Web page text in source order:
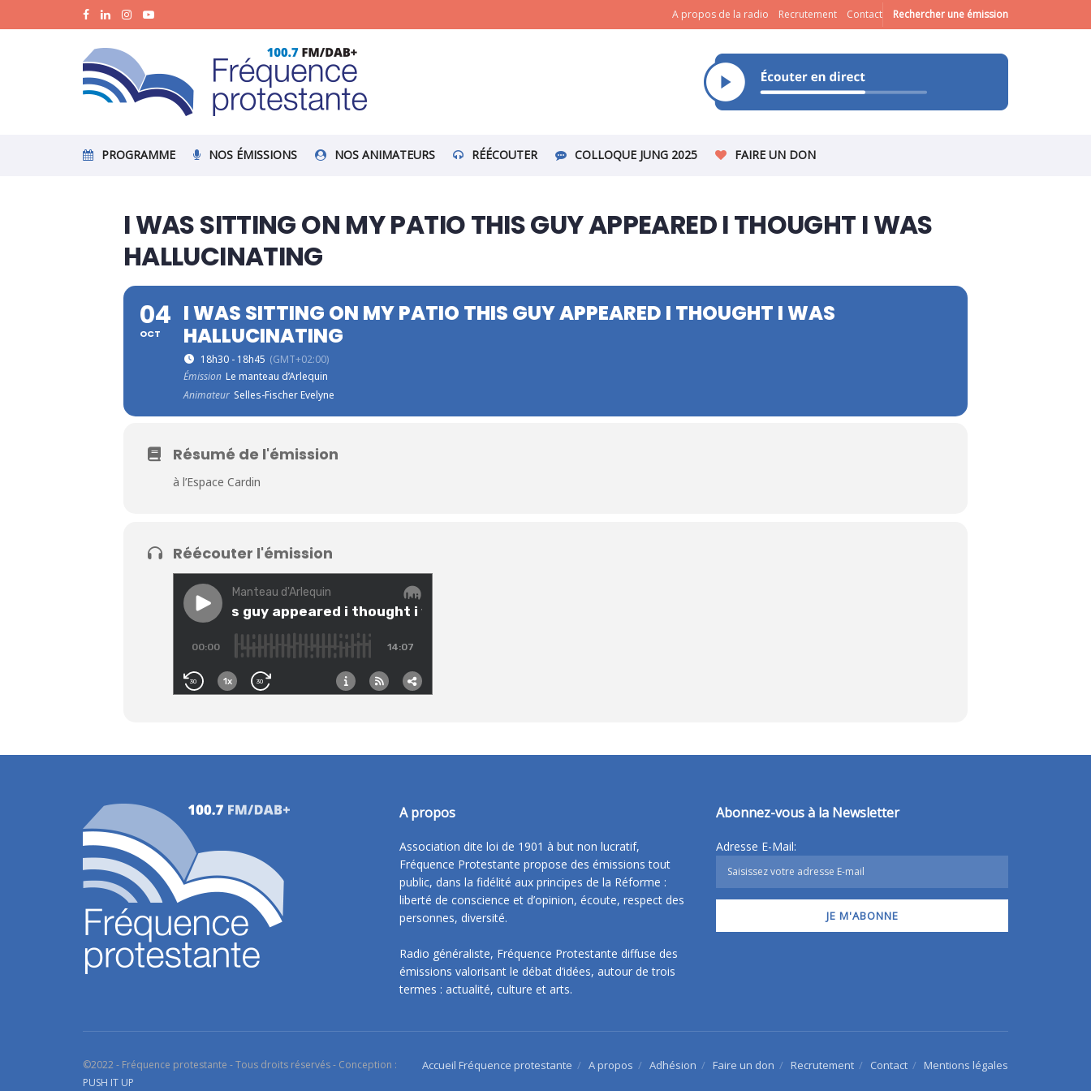
A propos de la radio Recrutement Contact Rechercher une émission
PROGRAMME NOS ÉMISSIONS NOS ANIMATEURS RÉÉCOUTER COLLOQUE JUNG 2025 FAIRE UN DON
I WAS SITTING ON MY PATIO THIS GUY APPEARED I THOUGHT I WAS
HALLUCINATING
04
OCT
I WAS SITTING ON MY PATIO THIS GUY APPEARED I THOUGHT I WAS
HALLUCINATING
18h30 - 18h45 (GMT+02:00)
Émission Le manteau d’Arlequin
Animateur Selles-Fischer Evelyne
Résumé de l'émission
à l’Espace Cardin
Réécouter l'émission
A propos
Association dite loi de 1901 à but non lucratif,
Fréquence Protestante propose des émissions tout
public, dans la fidélité aux principes de la Réforme :
liberté de conscience et d’opinion, écoute, respect des
personnes, diversité.
Radio généraliste, Fréquence Protestante diffuse des
émissions valorisant le débat d’idées, autour de trois
termes : actualité, culture et arts.
Abonnez-vous à la Newsletter
Adresse E-Mail:
Accueil Fréquence protestante A propos Adhésion Faire un don Recrutement Contact Mentions légales
©2022 - Fréquence protestante - Tous droits réservés - Conception :
PUSH IT UP